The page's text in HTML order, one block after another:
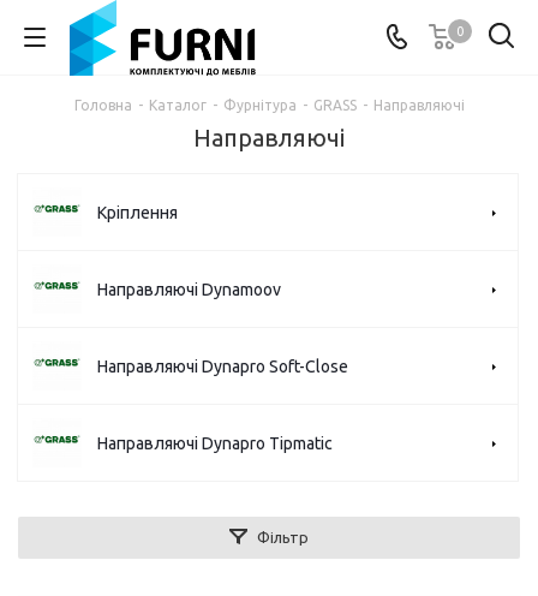
0
Головна - Каталог - Фурнітура - GRASS - Направляючі
Направляючі
Кріплення
Направляючі Dynamoov
Направляючі Dynapro Soft-Close
Направляючі Dynapro Tipmatic
Фільтр